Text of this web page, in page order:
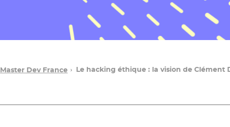
Master Dev France Le hacking éthique : la vision de Clément